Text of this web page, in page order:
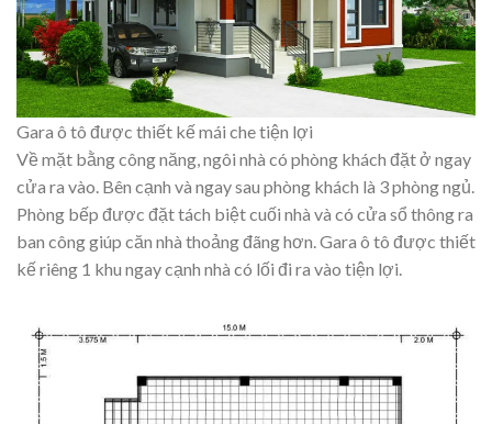
Gara ô tô được thiết kế mái che tiện lợi
Về mặt bằng công năng, ngôi nhà có phòng khách đặt ở ngay
cửa ra vào. Bên cạnh và ngay sau phòng khách là 3 phòng ngủ.
Phòng bếp được đặt tách biệt cuối nhà và có cửa sổ thông ra
ban công giúp căn nhà thoảng đãng hơn. Gara ô tô được thiết
kế riêng 1 khu ngay cạnh nhà có lối đi ra vào tiện lợi.